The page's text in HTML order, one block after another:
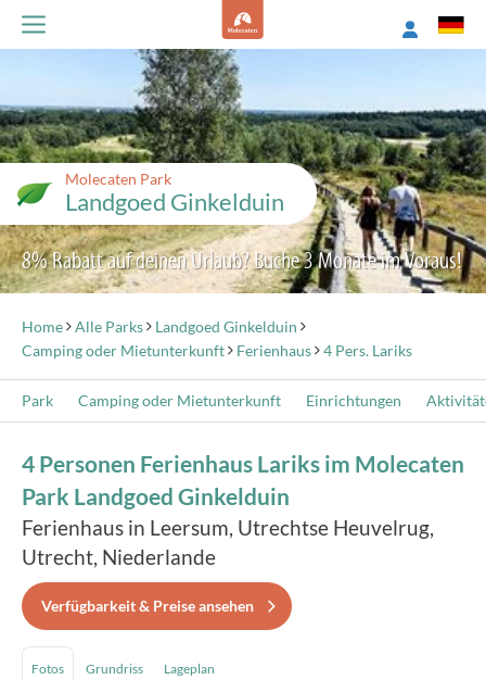
Molecaten Park
Landgoed Ginkelduin
8% Rabatt auf deinen Urlaub? Buche 3 Monate im Voraus!
Home Alle Parks
Landgoed Ginkelduin
Camping oder Mietunterkunft
Ferienhaus 4 Pers. Lariks
Park Camping oder Mietunterkunft Einrichtungen
4 Personen Ferienhaus Lariks im Molecaten
Park Landgoed Ginkelduin
Ferienhaus in Leersum, Utrechtse Heuvelrug,
Utrecht, Niederlande
Verfügbarkeit & Preise ansehen
Fotos Grundriss Lageplan